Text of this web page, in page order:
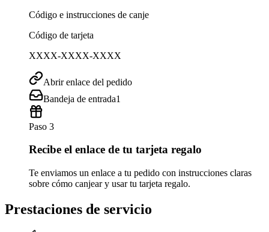
Código e instrucciones de canje
Código de tarjeta
XXXX-XXXX-XXXX
Abrir enlace del pedido
Bandeja de entrada1
Paso 3
Recibe el enlace de tu tarjeta regalo
Te enviamos un enlace a tu pedido con instrucciones claras
sobre cómo canjear y usar tu tarjeta regalo.
Prestaciones de servicio